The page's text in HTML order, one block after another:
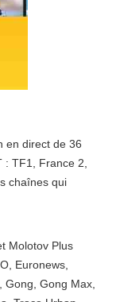
en direct de 36
TF1, France 2,
chaînes qui
Molotov Plus
Euronews,
Gong, Gong Max,